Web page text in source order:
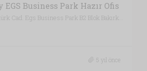
Business Park Hazır Ofis
5 yıl önce